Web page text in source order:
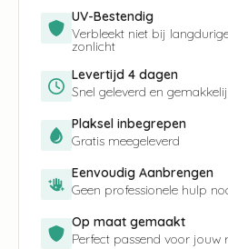
UV-Bestendig
Verbleekt niet bij
zonlicht
Levertijd 4 dagen
Snel geleverd en
Plaksel inbegrepen
Gratis meegeleverd
Eenvoudig Aanbrengen
Geen professionele hulp
Op maat gemaakt
Perfect passend voor jouw